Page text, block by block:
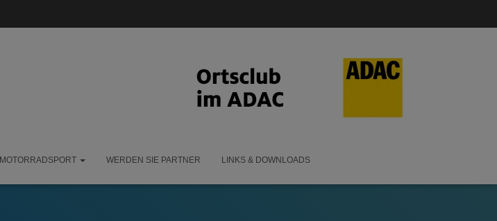
MOTORRADSPORT WERDEN SIE PARTNER LINKS & DOWNLOADS